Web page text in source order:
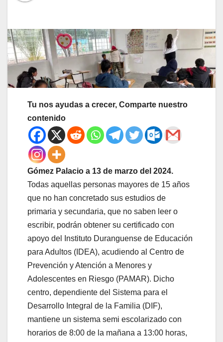
Tu nos ayudas a crecer, Comparte nuestro
contenido
Gómez Palacio a 13 de marzo del 2024.
Todas aquellas personas mayores de 15 años
que no han concretado sus estudios de
primaria y secundaria, que no saben leer o
escribir, podrán obtener su certificado con
apoyo del Instituto Duranguense de Educación
para Adultos (IDEA), acudiendo al Centro de
Prevención y Atención a Menores y
Adolescentes en Riesgo (PAMAR). Dicho
centro, dependiente del Sistema para el
Desarrollo Integral de la Familia (DIF),
mantiene un sistema semi escolarizado con
horarios de 8:00 de la mañana a 13:00 horas,